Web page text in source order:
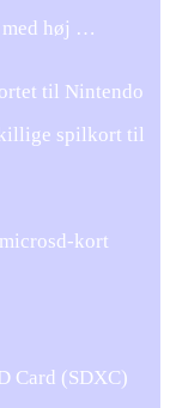
med høj …
til Nintendo
spilkort til
kort
Card (SDXC)